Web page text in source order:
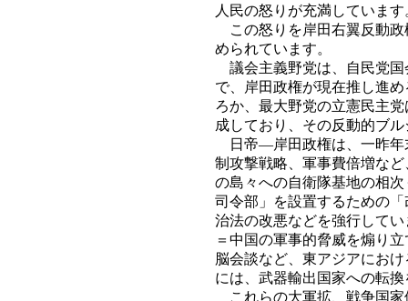
人民の怒りが充満しています
この怒りを岸田右翼反動政
められています。
議会主義野党は、自民党国
で、岸田政権が現在推し進
ろか、最大野党の立憲民主
成しており、その反動的ブ
日帝―岸田政権は、一昨年
制攻撃戦略、軍事費倍増な
の島々への自衛隊基地の相
司令部」を設置するための
治法の改悪などを強行して
＝中国の軍事的脅威を煽り
脳会談など、東アジアにお
には、武器輸出国家への転
これらの大軍拡、戦争国家